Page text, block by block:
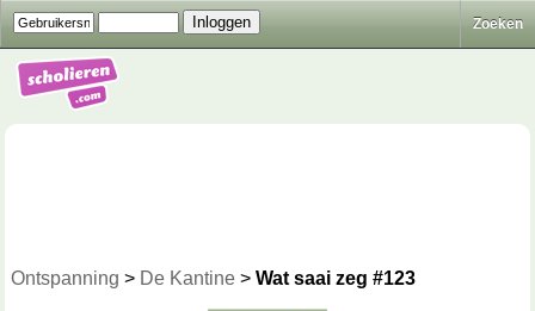
Zoeken
Ontspanning > De Kantine > Wat saai zeg #123